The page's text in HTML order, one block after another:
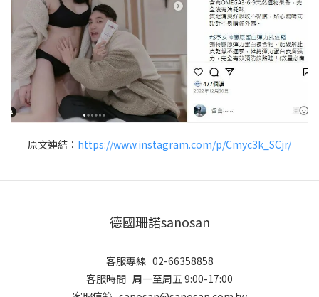
原文連結： https://www.instagram.com/p/Cmyc3k_SCjr/
德國珊諾sanosan
客服專線 02-66358858
客服時間 周一至周五 9:00-17:00